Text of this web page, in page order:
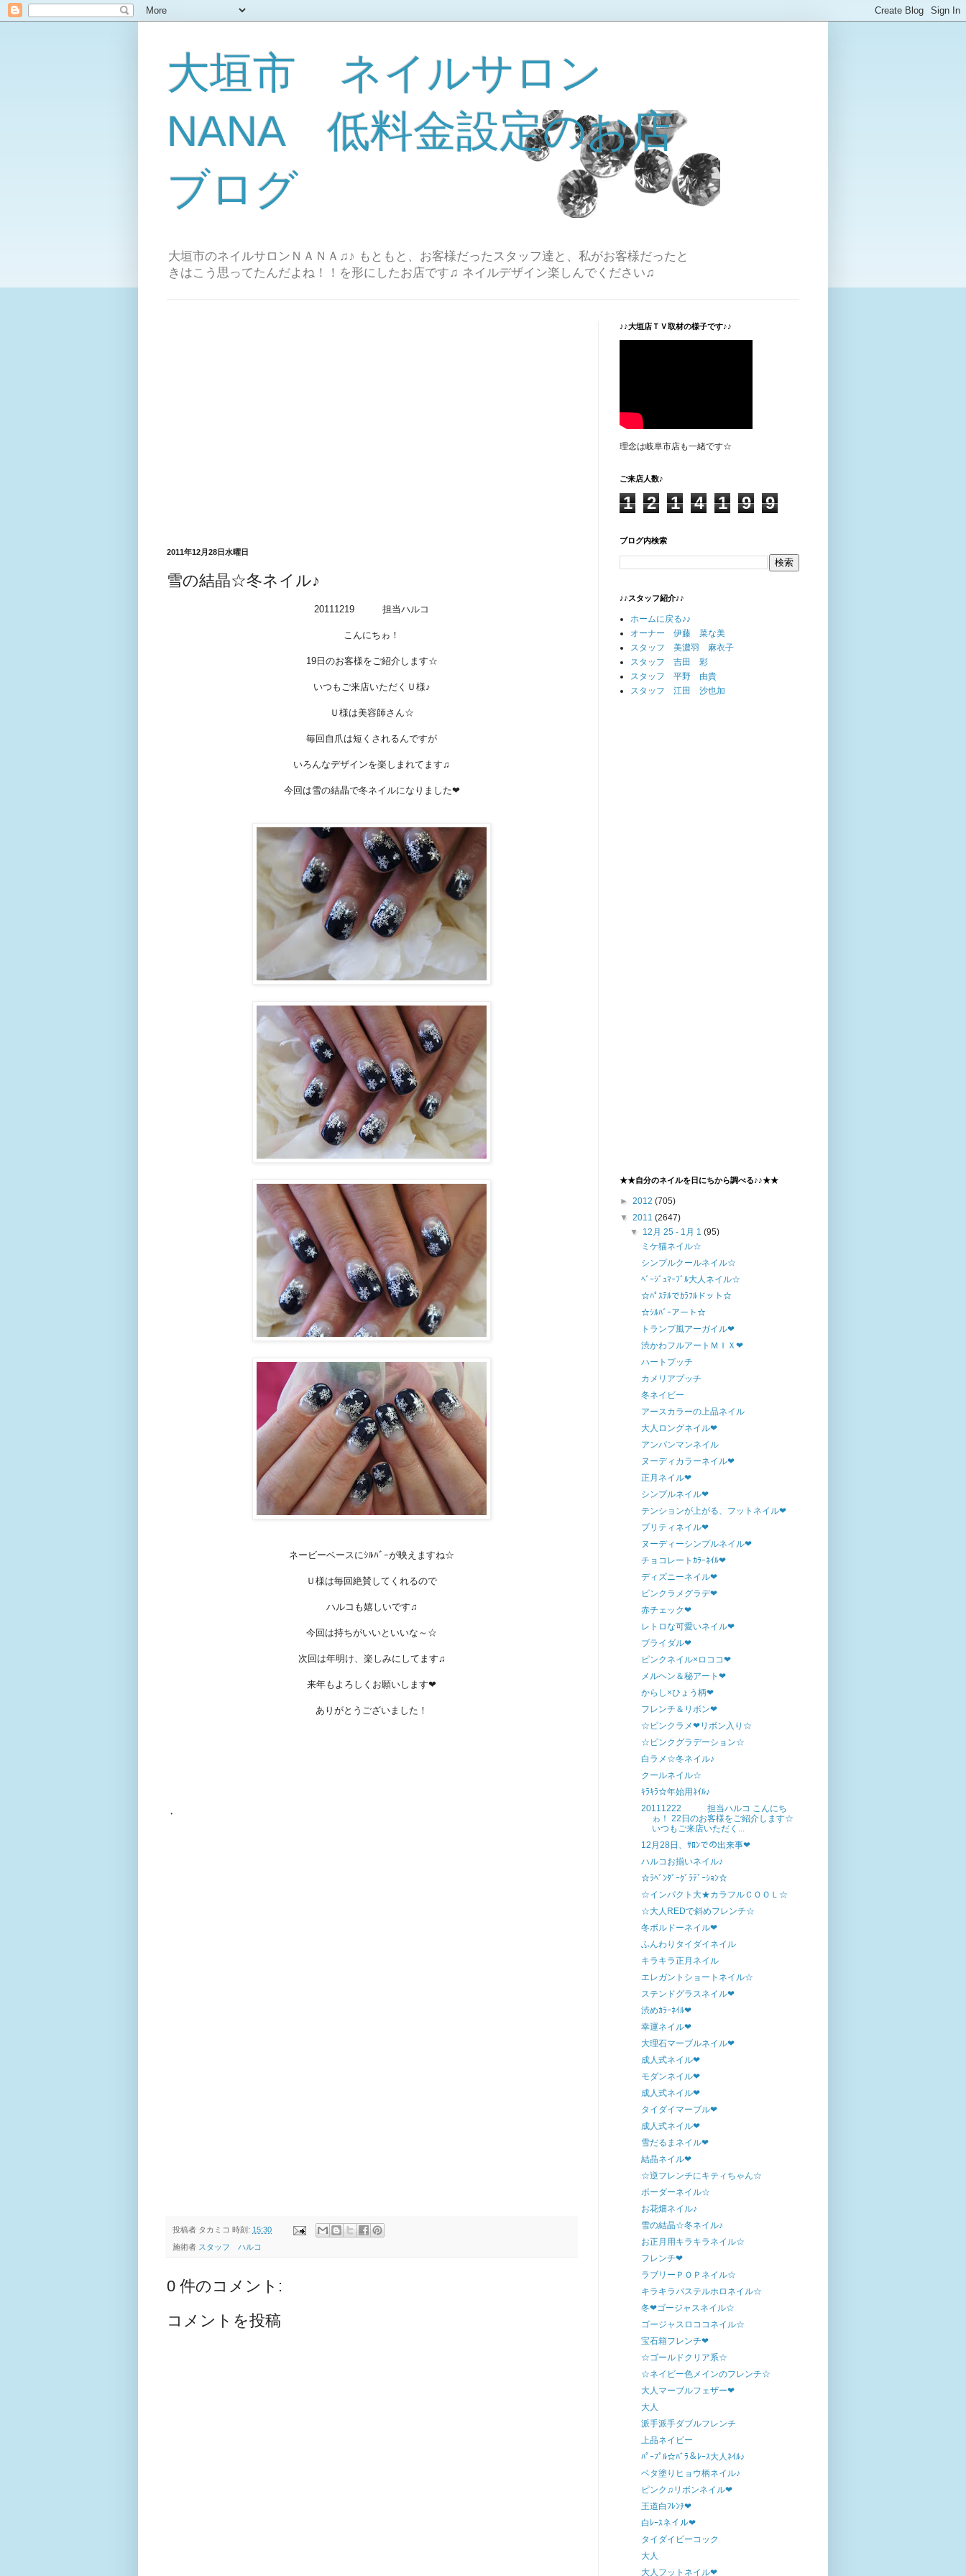
大垣市 ネイルサロン
NANA 低料金設定のお店
ブログ
大垣市のネイルサロンＮＡＮＡ♫♪ もともと、お客様だったスタッフ達と、私がお客様だったと
きはこう思ってたんだよね！！を形にしたお店です♫ ネイルデザイン楽しんでください♫
2011年12月28日水曜日
雪の結晶☆冬ネイル♪
20111219 担当ハルコ
こんにちゎ！
19日のお客様をご紹介します☆
いつもご来店いただくＵ様♪
Ｕ様は美容師さん☆
毎回自爪は短くされるんですが
いろんなデザインを楽しまれてます♫
今回は雪の結晶で冬ネイルになりました❤
ネービーベースにｼﾙﾊﾞｰが映えますね☆
Ｕ様は毎回絶賛してくれるので
ハルコも嬉しいです♫
今回は持ちがいいといいな～☆
次回は年明け、楽しみにしてます♫
来年もよろしくお願いします❤
ありがとうございました！
・
投稿者 タカミコ 時刻: 15:30
施術者 スタッフ ハルコ
0 件のコメント:
コメントを投稿
♪♪大垣店ＴＶ取材の様子です♪♪
理念は岐阜市店も一緒です☆
ご来店人数♪
1 2 1 4 1 9 9
ブログ内検索
♪♪スタッフ紹介♪♪
ホームに戻る♪♪
オーナー 伊藤 菜な美
スタッフ 美濃羽 麻衣子
スタッフ 吉田 彩
スタッフ 平野 由貴
スタッフ 江田 沙也加
★★自分のネイルを日にちから調べる♪♪★★
► 2012 (705)
▼ 2011 (2647)
▼ 12月 25 - 1月 1(95)
ミケ猫ネイル☆
シンプルクールネイル☆
ﾍﾞｰｼﾞｭﾏｰﾌﾞﾙ大人ネイル☆
☆ﾊﾟｽﾃﾙでｶﾗﾌﾙドット☆
☆ｼﾙﾊﾞｰアート☆
トランプ風アーガイル❤
渋かわフルアートＭＩＸ❤
ハートプッチ
カメリアプッチ
冬ネイビー
アースカラーの上品ネイル
大人ロングネイル❤
アンパンマンネイル
ヌーディカラーネイル❤
正月ネイル❤
シンプルネイル❤
テンションが上がる、フットネイル❤
プリティネイル❤
ヌーディーシンプルネイル❤
チョコレートｶﾗｰﾈｲﾙ❤
ディズニーネイル❤
ピンクラメグラデ❤
赤チェック❤
レトロな可愛いネイル❤
ブライダル❤
ピンクネイル×ロココ❤
メルヘン＆秘アート❤
からし×ひょう柄❤
フレンチ＆リボン❤
☆ピンクラメ❤リボン入り☆
☆ピンクグラデーション☆
白ラメ☆冬ネイル♪
クールネイル☆
ｷﾗｷﾗ☆年始用ﾈｲﾙ♪
20111222 担当ハルコ こんにち
ゎ！ 22日のお客様をご紹介します☆
いつもご来店いただく...
12月28日、ｻﾛﾝでの出来事❤
ハルコお揃いネイル♪
☆ﾗﾍﾞﾝﾀﾞｰｸﾞﾗﾃﾞｰｼｮﾝ☆
☆インパクト大★カラフルＣＯＯＬ☆
☆大人REDで斜めフレンチ☆
冬ボルドーネイル❤
ふんわりタイダイネイル
キラキラ正月ネイル
エレガントショートネイル☆
ステンドグラスネイル❤
渋めｶﾗｰﾈｲﾙ❤
幸運ネイル❤
大理石マーブルネイル❤
成人式ネイル❤
モダンネイル❤
成人式ネイル❤
タイダイマーブル❤
成人式ネイル❤
雪だるまネイル❤
結晶ネイル❤
☆逆フレンチにキティちゃん☆
ボーダーネイル☆
お花畑ネイル♪
雪の結晶☆冬ネイル♪
お正月用キラキラネイル☆
フレンチ❤
ラブリーＰＯＰネイル☆
キラキラパステルホロネイル☆
冬❤ゴージャスネイル☆
ゴージャスロココネイル☆
宝石箱フレンチ❤
☆ゴールドクリア系☆
☆ネイビー色メインのフレンチ☆
大人マーブルフェザー❤
大人
派手派手ダブルフレンチ
上品ネイビー
ﾊﾟｰﾌﾟﾙ☆ﾊﾞﾗ＆ﾚｰｽ大人ﾈｲﾙ♪
ベタ塗りヒョウ柄ネイル♪
ピンク♫リボンネイル❤
王道白ﾌﾚﾝﾁ❤
白ﾚｰｽネイル❤
タイダイピーコック
大人
大人フットネイル❤